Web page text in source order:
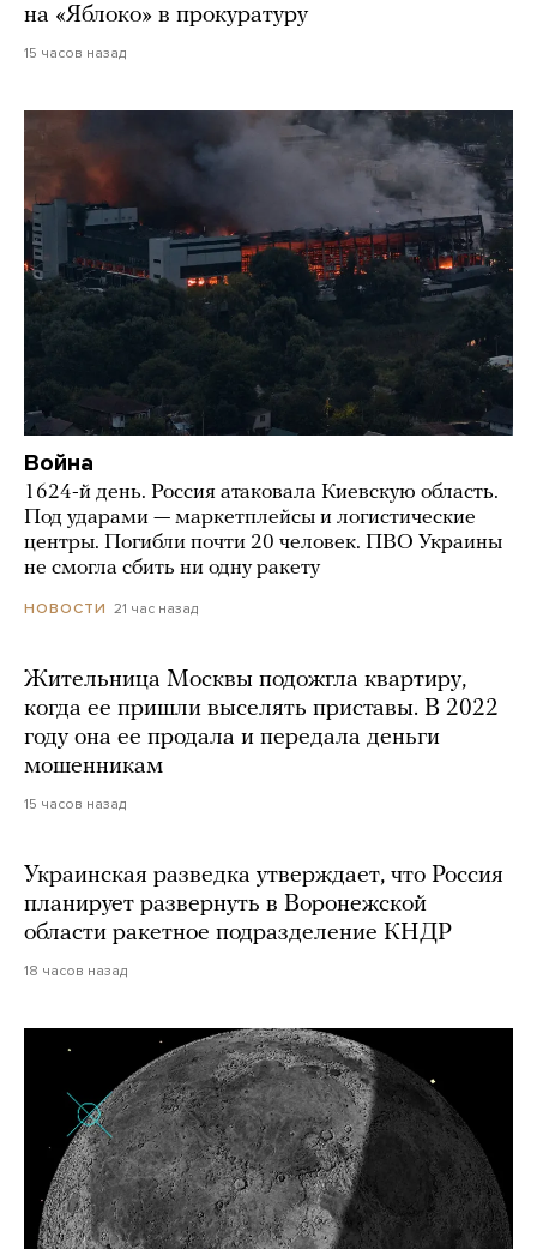
на «Яблоко» в прокуратуру
15 часов назад
Война
1624-й день. Россия атаковала Киевскую область.
Под ударами — маркетплейсы и логистические
центры. Погибли почти 20 человек. ПВО Украины
не смогла сбить ни одну ракету
НОВОСТИ 21 час назад
Жительница Москвы подожгла квартиру,
когда ее пришли выселять приставы. В 2022
году она ее продала и передала деньги
мошенникам
15 часов назад
Украинская разведка утверждает, что Россия
планирует развернуть в Воронежской
области ракетное подразделение КНДР
18 часов назад